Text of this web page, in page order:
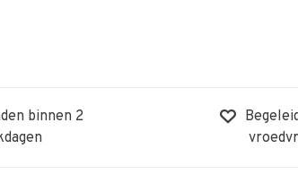
binnen 2